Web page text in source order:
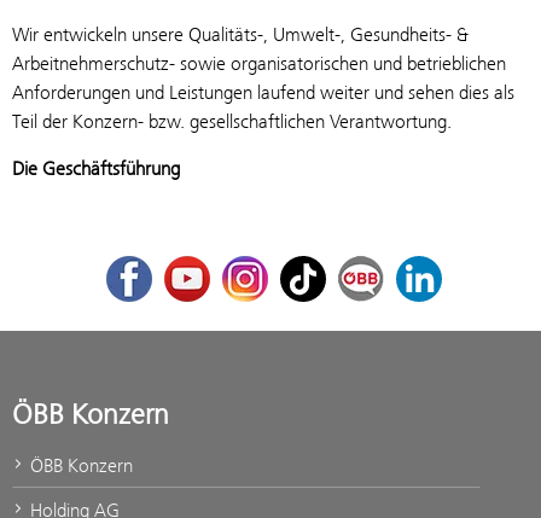
Wir entwickeln unsere Qualitäts-, Umwelt-, Gesundheits- &
Arbeitnehmerschutz- sowie organisatorischen und betrieblichen
Anforderungen und Leistungen laufend weiter und sehen dies als
Teil der Konzern- bzw. gesellschaftlichen Verantwortung.
Die Geschäftsführung
FacebookYoutubeInstagram
TikTok ÖBB Corporate Blog
LinkedIn
ÖBB Konzern
ÖBB Konzern
Holding AG